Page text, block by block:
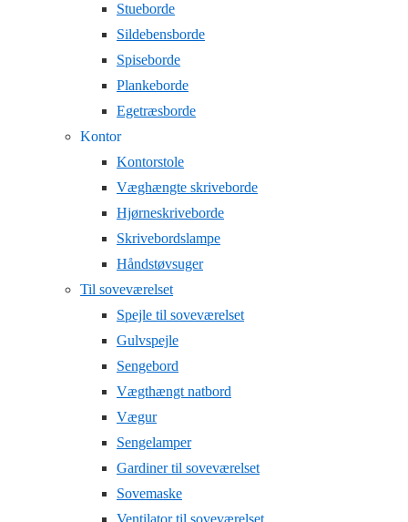
Stueborde
Sildebensborde
Spiseborde
Plankeborde
Egetræsborde
Kontor
Kontorstole
Væghængte skriveborde
Hjørneskriveborde
Skrivebordslampe
Håndstøvsuger
Til soveværelset
Spejle til soveværelset
Gulvspejle
Sengebord
Vægthængt natbord
Vægur
Sengelamper
Gardiner til soveværelset
Sovemaske
Ventilator til soveværelset